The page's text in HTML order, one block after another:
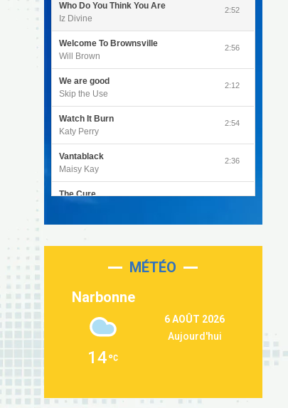
augmenter
le
volume.
Who Do You Think You Are
Iz Divine
2:52
Welcome To Brownsville
Will Brown
2:56
We are good
Skip the Use
2:12
Watch It Burn
Katy Perry
2:54
Vantablack
Maisy Kay
2:36
The Cure
4:27
Luke Combs
Second Chance
Martin Garrix & Ed Sheeran
Alex Warren
MÉTÉO
Narbonne
14
6 AOÛT 2026
Aujourd'hui